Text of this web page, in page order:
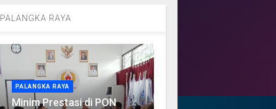
PALANGKA RAYA
PALANGKA RAYA
Minim Prestasi di PON